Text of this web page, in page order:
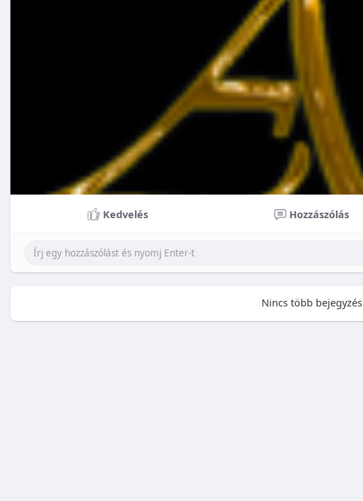
Kedvelés Hozzászólás
Nincs több bejegyzés